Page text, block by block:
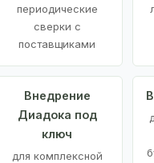
периодические
сверки с
поставщиками
Внедрение
Диадока под
ключ
для комплексной